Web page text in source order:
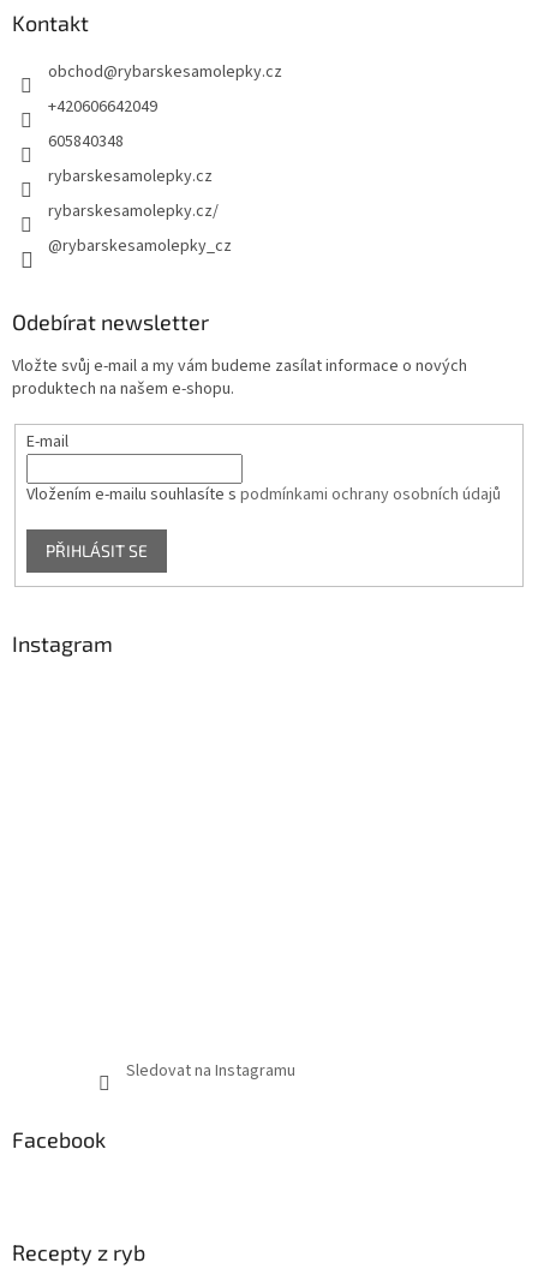
Kontakt
obchod@rybarskesamolepky.cz
+420606642049
605840348
rybarskesamolepky.cz
rybarskesamolepky.cz/
@rybarskesamolepky_cz
Odebírat newsletter
Vložte svůj e-mail a my vám budeme zasílat informace o nových
produktech na našem e-shopu.
E-mail
Vložením e-mailu souhlasíte s podmínkami ochrany osobních údajů
PŘIHLÁSIT SE
Instagram
Sledovat na Instagramu
Facebook
Recepty z ryb